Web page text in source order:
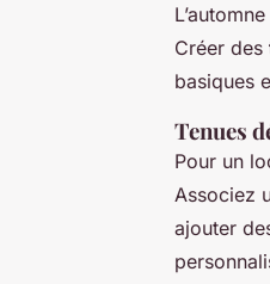
Créer des
basiques
Tenues
Pour un
Associez
ajouter